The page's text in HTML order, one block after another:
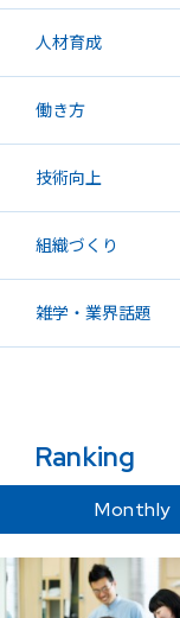
人材育成
働き方
技術向上
組織づくり
雑学・業界話題
Ranking
Monthly